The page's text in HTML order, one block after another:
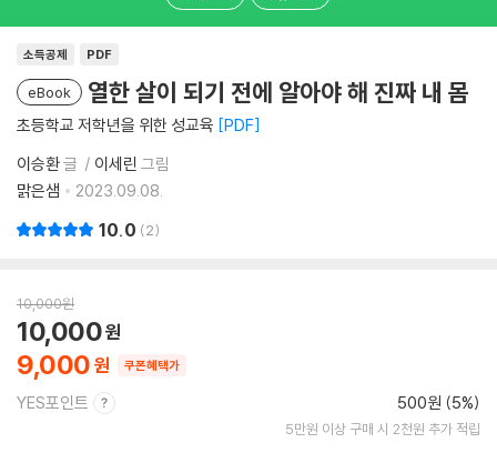
소득공제 PDF
eBook 열한 살이 되기 전에 알아야 해 진짜 내 몸
초등학교 저학년을 위한 성교육 PDF
이승환글 이세린 그림
맑은샘
2023.09.08.
10.0 2
10,000원
9,000
10,000
쿠폰혜택가
YES포인트 500원 (5%)
5만원 이상 구매 시 2천원 추가 적립